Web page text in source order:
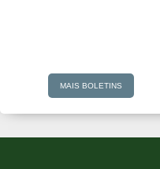
MAIS BOLETINS